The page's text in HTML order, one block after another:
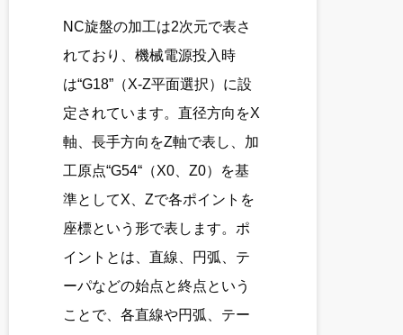
NC旋盤の加工は2次元で表さ
れており、機械電源投入時
は“G18”（X-Z平面選択）に設
定されています。直径方向をX
軸、長手方向をZ軸で表し、加
工原点“G54“（X0、Z0）を基
準としてX、Zで各ポイントを
座標という形で表します。ポ
イントとは、直線、円弧、テ
ーパなどの始点と終点という
ことで、各直線や円弧、テー